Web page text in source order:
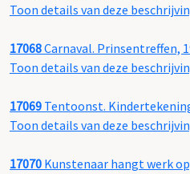
Toon details van deze
17068Carnaval. Prinsentreffen,
Toon details van deze
17069 Tentoonst.
Toon details van deze
17070 Kunstenaar hangt werk